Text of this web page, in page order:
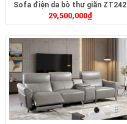
Sofa điện da bò thư giãn ZT242
29,500,000₫